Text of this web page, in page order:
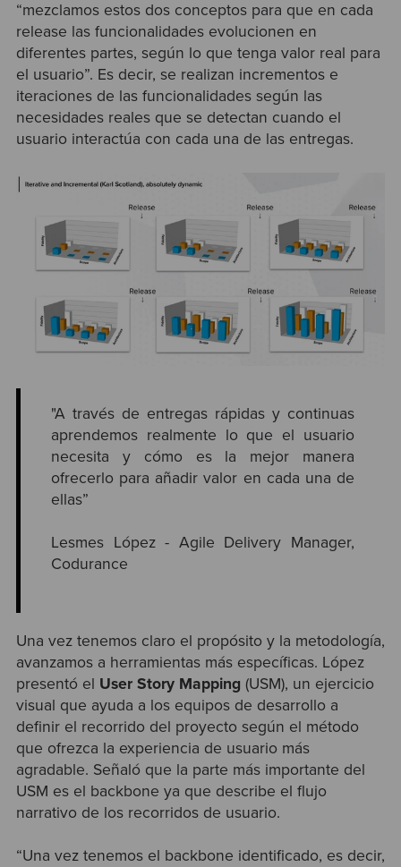
“mezclamos estos dos conceptos para que en cada
release las funcionalidades evolucionen en
diferentes partes, según lo que tenga valor real para
el usuario”. Es decir, se realizan incrementos e
iteraciones de las funcionalidades según las
necesidades reales que se detectan cuando el
usuario interactúa con cada una de las entregas.
"A través de entregas rápidas y continuas
aprendemos realmente lo que el usuario
necesita y cómo es la mejor manera
ofrecerlo para añadir valor en cada una de
ellas”
Lesmes López - Agile Delivery Manager,
Codurance
Una vez tenemos claro el propósito y la metodología,
avanzamos a herramientas más específicas. López
presentó el User Story Mapping (USM), un ejercicio
visual que ayuda a los equipos de desarrollo a
definir el recorrido del proyecto según el método
que ofrezca la experiencia de usuario más
agradable. Señaló que la parte más importante del
USM es el backbone ya que describe el flujo
narrativo de los recorridos de usuario.
“Una vez tenemos el backbone identificado, es decir,